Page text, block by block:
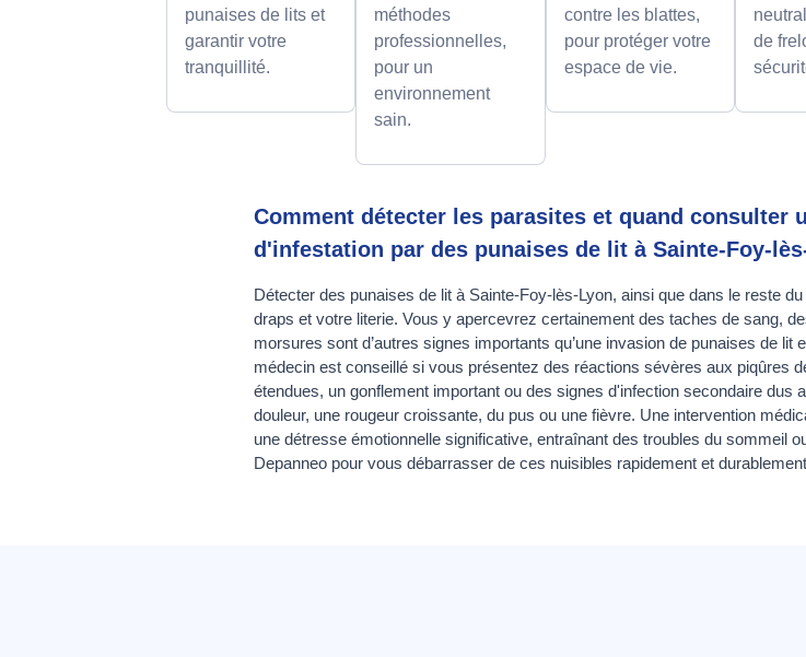
punaises de lits et
garantir votre
tranquillité.
méthodes
professionnelles,
pour un
environnement
sain.
contre les blattes,
pour protéger votre
espace de vie.
de
Comment détecter les parasites et quand consulter
d'infestation par des punaises de lit à Sainte-Foy-
Détecter des punaises de lit à Sainte-Foy-lès-Lyon, ainsi que dans le reste
draps et votre literie. Vous y apercevrez certainement des taches de sang,
morsures sont d’autres signes importants qu’une invasion de punaises de
médecin est conseillé si vous présentez des réactions sévères aux piqûres
étendues, un gonflement important ou des signes d'infection secondaire
douleur, une rougeur croissante, du pus ou une fièvre. Une intervention
une détresse émotionnelle significative, entraînant des troubles du sommeil
Depanneo pour vous débarrasser de ces nuisibles rapidement et